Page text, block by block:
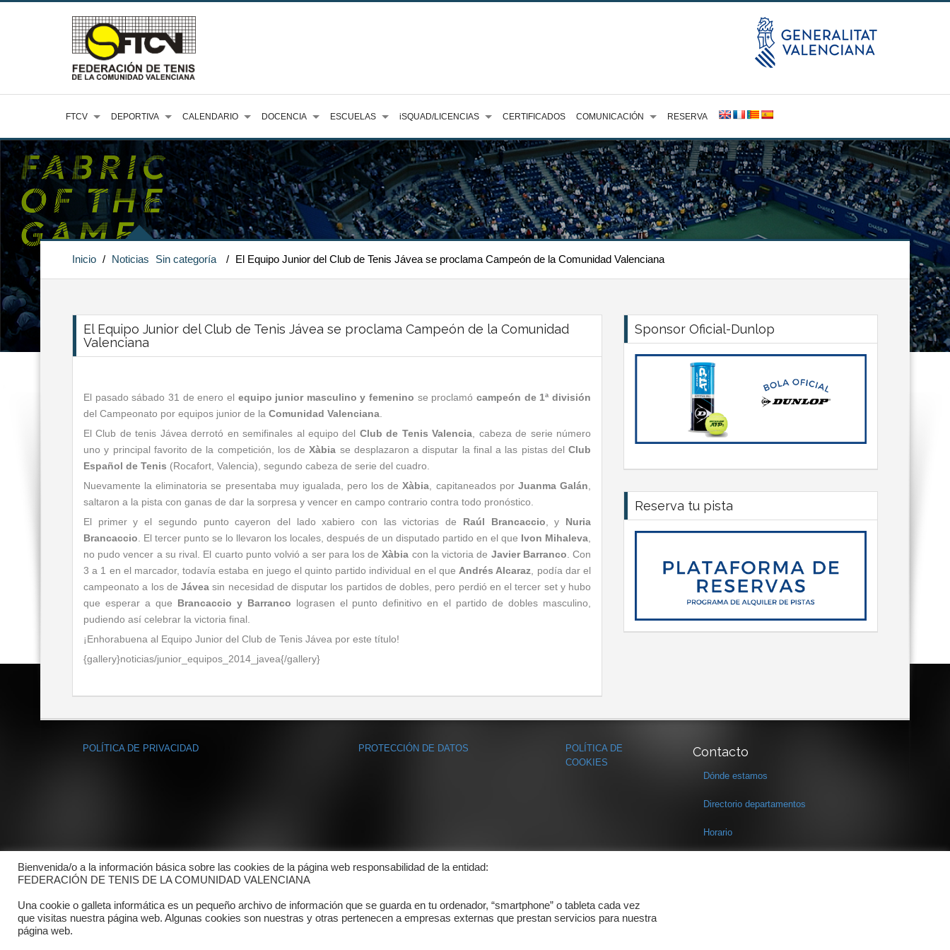
FTCV DEPORTIVA CALENDARIO DOCENCIA ESCUELAS iSQUAD/LICENCIAS CERTIFICADOS COMUNICACIÓN RESERVA
Inicio / Noticias Sin categoría / El Equipo Junior del Club de Tenis Jávea se proclama Campeón de la Comunidad Valenciana
El Equipo Junior del Club de Tenis Jávea se proclama Campeón de la Comunidad
Valenciana
El pasado sábado 31 de enero el equipo junior masculino y femenino se proclamócampeón de 1ª división
del Campeonato por equipos junior de la Comunidad Valenciana
El Club de tenis Jávea derrotó en semifinales al equipo del Club de Tenis Valencia , cabeza de serie número
uno y principal favorito de la competición, los deXàbia se desplazaron a disputar la final a las pistas del Club
Español de Tenis (Rocafort, Valencia), segundo cabeza de serie del cuadro.
Nuevamente la eliminatoria se presentaba muy igualada, pero los deXàbia , capitaneados por Juanma Galán
saltaron a la pista con ganas de dar la sorpresa y vencer en campo contrario contra todo pronóstico.
El primer y el segundo punto cayeron del lado xabiero con las victorias de Raúl Brancaccio , y Nuria
Brancaccio . El tercer punto se lo llevaron los locales, después de un disputado partido en el que Ivon Mihaleva
no pudo vencer a su rival. El cuarto punto volvió a ser para los deXàbia con la victoria de Javier Barranco . Con
3 a 1 en el marcador, todavía estaba en juego el quinto partido individual en el que Andrés Alcaraz , podía dar el
campeonato a los de Jávea sin necesidad de disputar los partidos de dobles, pero perdió en el tercer set y hubo
que esperar a que Brancaccio y Barranco lograsen el punto definitivo en el partido de dobles masculino,
pudiendo así celebrar la victoria final.
¡Enhorabuena al Equipo Junior del Club de Tenis Jávea por este título!
{gallery}noticias/junior_equipos_2014_javea{/gallery}
Sponsor Oficial-Dunlop
Reserva tu pista
POLÍTICA DE PRIVACIDAD PROTECCIÓN DE DATOS
POLÍTICA DE
COOKIES
Contacto
Dónde estamos
Directorio departamentos
Horario
Bienvenida/o a la información básica sobre las cookies de la página web responsabilidad de la entidad:
FEDERACIÓN DE TENIS DE LA COMUNIDAD VALENCIANA
Una cookie o galleta informática es un pequeño archivo de información que se guarda en tu ordenador, “smartphone” o tableta cada vez
que visitas nuestra página web. Algunas cookies son nuestras y otras pertenecen a empresas externas que prestan servicios para nuestra
página web.